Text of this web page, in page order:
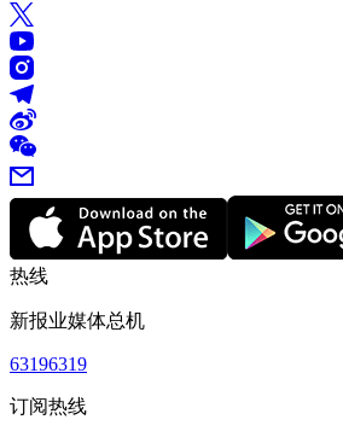
热线
新报业媒体总机
63196319
订阅热线